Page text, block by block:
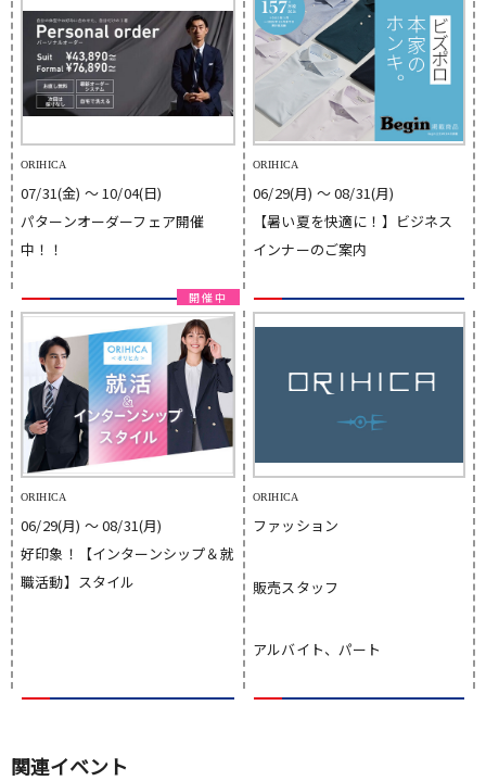
ORIHICA
07/31(金) 〜 10/04(日)
パターンオーダーフェア開催
中！！
ORIHICA
06/29(月) 〜 08/31(月)
【暑い夏を快適に！】ビジネス
インナーのご案内
ORIHICA
06/29(月) 〜 08/31(月)
好印象！【インターンシップ＆就
職活動】スタイル
ORIHICA
ファッション
販売スタッフ
アルバイト、パート
関連イベント